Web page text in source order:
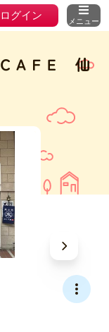
ログイン メニュー
ＡＦＥ 仙